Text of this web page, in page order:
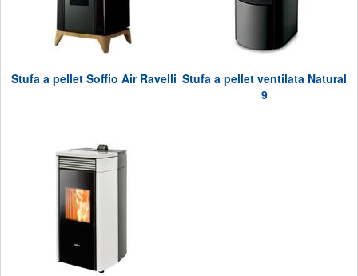
Stufa a pellet Soffio Air Ravelli Stufa a pellet ventilata Natural
9